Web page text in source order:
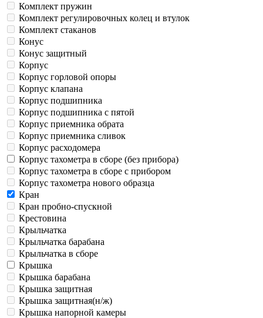
Комплект пружин
Комплект регулировочных колец и втулок
Комплект стаканов
Конус
Конус защитный
Корпус
Корпус горловой опоры
Корпус клапана
Корпус подшипника
Корпус подшипника с пятой
Корпус приемника обрата
Корпус приемника сливок
Корпус расходомера
Корпус тахометра в сборе (без прибора)
Корпус тахометра в сборе с прибором
Корпус тахометра нового образца
Кран
Кран пробно-спускной
Крестовина
Крыльчатка
Крыльчатка барабана
Крыльчатка в сборе
Крышка
Крышка барабана
Крышка защитная
Крышка защитная(н/ж)
Крышка напорной камеры